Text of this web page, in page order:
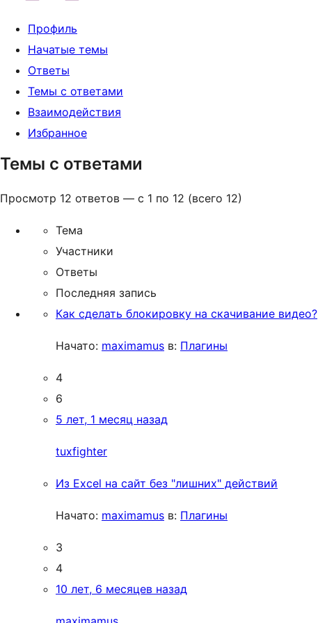
Профиль
Начатые темы
Ответы
Темы с ответами
Взаимодействия
Избранное
Темы с ответами
Просмотр 12 ответов — с 1 по 12 (всего 12)
Тема
Участники
Ответы
Последняя запись
Как сделать блокировку на скачивание видео?
Начато: maximamus в: Плагины
4
6
5 лет, 1 месяц назад
tuxfighter
Из Excel на сайт без "лишних" действий
Начато: maximamus в: Плагины
3
4
10 лет, 6 месяцев назад